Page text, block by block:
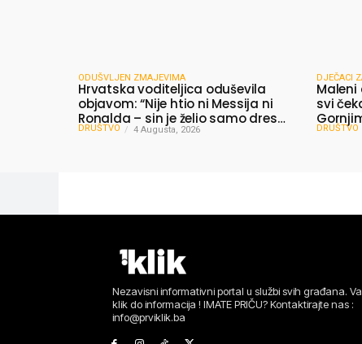
ODUŠVLJEN ZMAJEVIMA
Hrvatska voditeljica oduševila
objavom: “Nije htio ni Messija ni
Ronalda – sin je želio samo dres
Bosne”
DRUŠTVO 4 Augusta, 2026
DJEČACI
Maleni
svi
dijelili
DRUŠTVO
Nezavisni informativni portal u službi svih građana.
klik do informacija ! IMATE PRIČU? Kontaktirajte nas :
info@prviklik.ba